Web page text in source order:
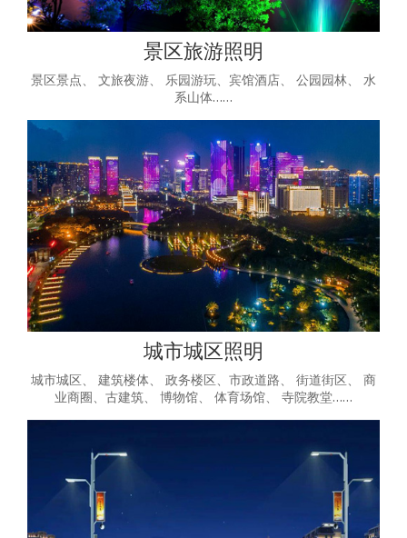
景区旅游照明
景区景点、 文旅夜游、 乐园游玩、宾馆酒店、 公园园林、 水
系山体……
城市城区照明
城市城区、 建筑楼体、 政务楼区、市政道路、 街道街区、 商
业商圈、古建筑、 博物馆、 体育场馆、 寺院教堂……